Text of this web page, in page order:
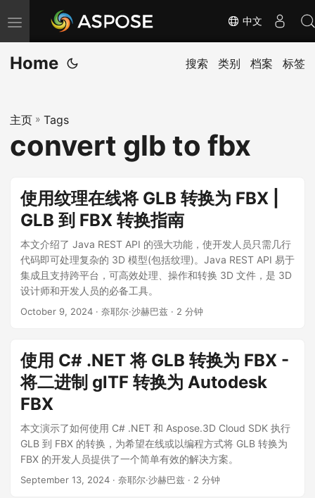
切
换
导
中文
Home 搜索 类别 档案 标签
主页 » Tags
convert glb to fbx
使用纹理在线将 GLB 转换为 FBX |
GLB 到 FBX 转换指南
本文介绍了 Java REST API 的强大功能，使开发人员只需几行
代码即可处理复杂的 3D 模型(包括纹理)。Java REST API 易于
集成且支持跨平台，可高效处理、操作和转换 3D 文件，是 3D
设计师和开发人员的必备工具。
October 9, 2024 · 奈耶尔·沙赫巴兹 · 2 分钟
使用 C# .NET 将 GLB 转换为 FBX -
将二进制 glTF 转换为 Autodesk
FBX
本文演示了如何使用 C# .NET 和 Aspose.3D Cloud SDK 执行
GLB 到 FBX 的转换，为希望在线或以编程方式将 GLB 转换为
FBX 的开发人员提供了一个简单有效的解决方案。
September 13, 2024 · 奈耶尔·沙赫巴兹 · 2 分钟